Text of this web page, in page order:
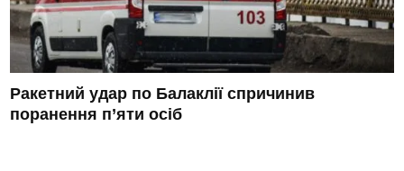
Ракетний удар по Балаклії спричинив
поранення п’яти осіб